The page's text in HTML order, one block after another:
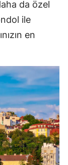
da özel
ile
en